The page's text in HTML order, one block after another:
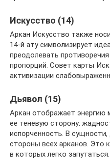
Искусство (14)
Аркан Искусство также
14-й ату символизирует
преодолевать
пропорций. Совет карты
активизации
Дьявол (15)
Аркан отображает энергию
ее теневую сторону:
испорченность. В
стороны всех арканов. Это
в которых легко запутаться.